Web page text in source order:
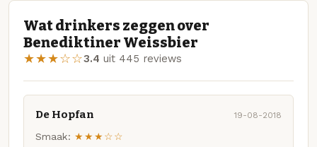
Wat drinkers zeggen over
Benediktiner Weissbier
★★★☆☆3.4 uit 445 reviews
De Hopfan 19-08-2018
Smaak: ★★★☆☆